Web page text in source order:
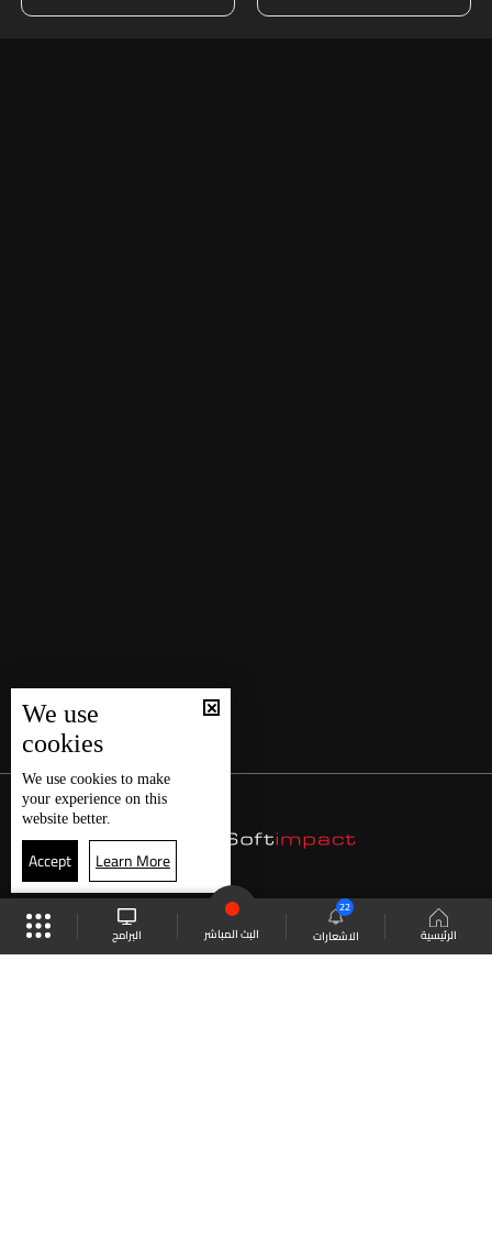
الرئيسية الاشعارات
22
البث المباشر البرامج
We use
cookies
We use cookies to make
your experience on this
website better.
Accept Learn More
موقع البرامج الجدول البث المباشر